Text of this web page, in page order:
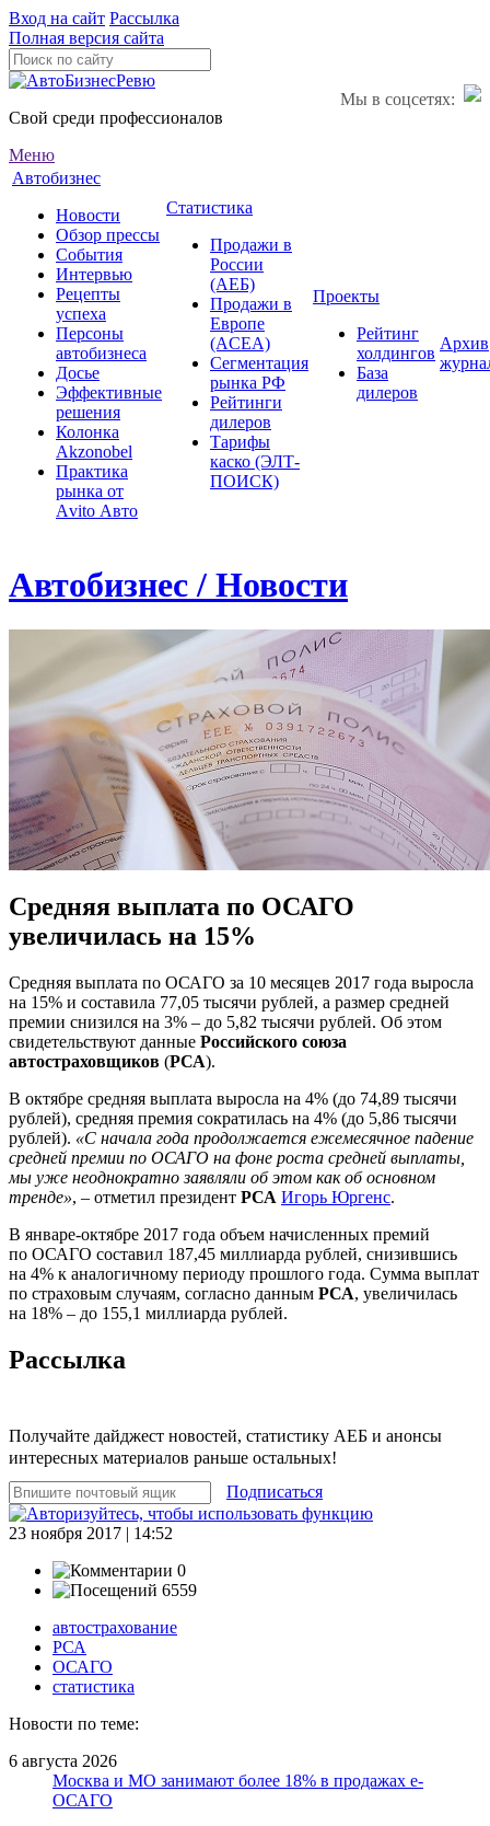
Вход на сайт Рассылка
Полная версия сайта
Мы в соцсетях:
Свой среди профессионалов
Меню
Автобизнес
Новости
Обзор прессы
События
Интервью
Рецепты
успеха
Персоны
автобизнеса
Досье
Эффективные
решения
Колонка
Akzonobel
Практика
рынка от
Аvito Авто
Статистика
Продажи в
России
(АЕБ)
Продажи в
Европе
(ACEA)
Сегментация
рынка РФ
Рейтинги
дилеров
Тарифы
каско (ЭЛТ-
ПОИСК)
Проекты
Рейтинг
холдингов
База
дилеров
Архив
Автобизнес / Новости
Средняя выплата по ОСАГО
увеличилась на 15%
Средняя выплата по ОСАГО за 10 месяцев 2017 года выросла
на 15% и составила 77,05 тысячи рублей, а размер средней
премии снизился на 3% – до 5,82 тысячи рублей. Об этом
свидетельствуют данные Российского союза
автостраховщиков (РСА).
В октябре средняя выплата выросла на 4% (до 74,89 тысячи
рублей), средняя премия сократилась на 4% (до 5,86 тысячи
рублей). «С начала года продолжается ежемесячное падение
средней премии по ОСАГО на фоне роста средней выплаты,
мы уже неоднократно заявляли об этом как об основном
тренде», – отметил президент РСА Игорь Юргенс.
В январе-октябре 2017 года объем начисленных премий
по ОСАГО составил 187,45 миллиарда рублей, снизившись
на 4% к аналогичному периоду прошлого года. Сумма выплат
по страховым случаям, согласно данным РСА, увеличилась
на 18% – до 155,1 миллиарда рублей.
Рассылка
Получайте дайджест новостей, статистику АЕБ и анонсы
интересных материалов раньше остальных!
Подписаться
23 ноября 2017 | 14:52
0
6559
автострахование
РСА
ОСАГО
статистика
Новости по теме:
6 августа 2026
Москва и МО занимают более 18% в продажах е-
ОСАГО